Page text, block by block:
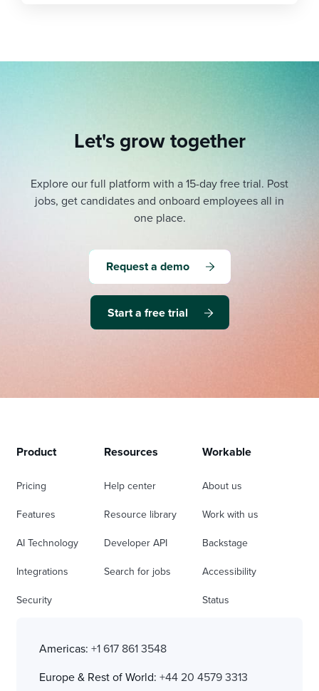
Let's grow together
Explore our full platform with a 15-day free trial. Post
jobs, get candidates and onboard employees all in
one place.
Request a demo
Start a free trial
Product
Pricing
Features
AI Technology
Integrations
Security
Resources
Help center
Resource library
Developer API
Search for jobs
Workable
About us
Work with us
Backstage
Accessibility
Status
Americas: +1 617 861 3548
Europe & Rest of World: +44 20 4579 3313